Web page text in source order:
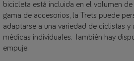
bicicleta está incluida en el volumen
gama de accesorios, la Trets puede
adaptarse a una variedad de ciclistas y
médicas individuales. También hay
empuje.